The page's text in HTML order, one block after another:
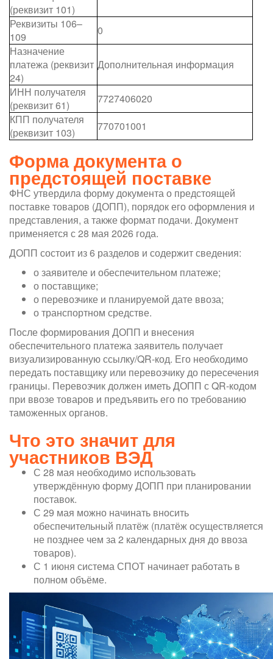
(реквизит 101)
Реквизиты 106–
109
0
Назначение
платежа (реквизит
24)
Дополнительная информация
ИНН получателя
(реквизит 61)
7727406020
КПП получателя
(реквизит 103)
770701001
Форма документа о
предстоящей поставке
ФНС утвердила форму документа о предстоящей
поставке товаров (ДОПП), порядок его оформления и
представления, а также формат подачи. Документ
применяется с 28 мая 2026 года.
ДОПП состоит из 6 разделов и содержит сведения:
о заявителе и обеспечительном платеже;
о поставщике;
о перевозчике и планируемой дате ввоза;
о транспортном средстве.
После формирования ДОПП и внесения
обеспечительного платежа заявитель получает
визуализированную ссылку/QR-код. Его необходимо
передать поставщику или перевозчику до пересечения
границы. Перевозчик должен иметь ДОПП с QR-кодом
при ввозе товаров и предъявить его по требованию
таможенных органов.
Что это значит для
участников ВЭД
С 28 мая необходимо использовать
утверждённую форму ДОПП при планировании
поставок.
С 29 мая можно начинать вносить
обеспечительный платёж (платёж осуществляется
не позднее чем за 2 календарных дня до ввоза
товаров).
С 1 июня система СПОТ начинает работать в
полном объёме.